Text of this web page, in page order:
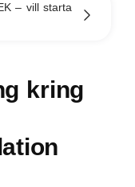
– vill starta
kring